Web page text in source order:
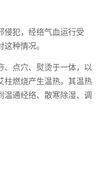
侵犯，经络气血运行受
种情况。
、点穴、熨烫于一体，以
柱燃烧产生温热。其温热
温通经络、散寒除湿、调